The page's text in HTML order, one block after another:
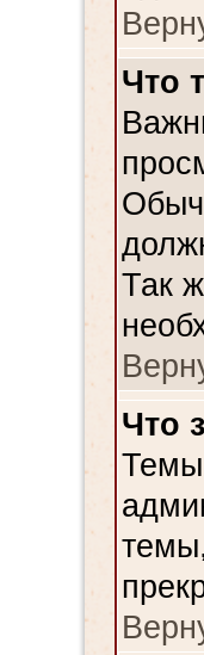
Что
Так
Что
Темы